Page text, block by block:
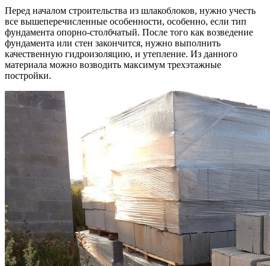
Перед началом строительства из шлакоблоков, нужно учесть
все вышеперечисленные особенности, особенно, если тип
фундамента опорно-столбчатый. После того как возведение
фундамента или стен закончится, нужно выполнить
качественную гидроизоляцию, и утепление. Из данного
материала можно возводить максимум трехэтажные
постройки.